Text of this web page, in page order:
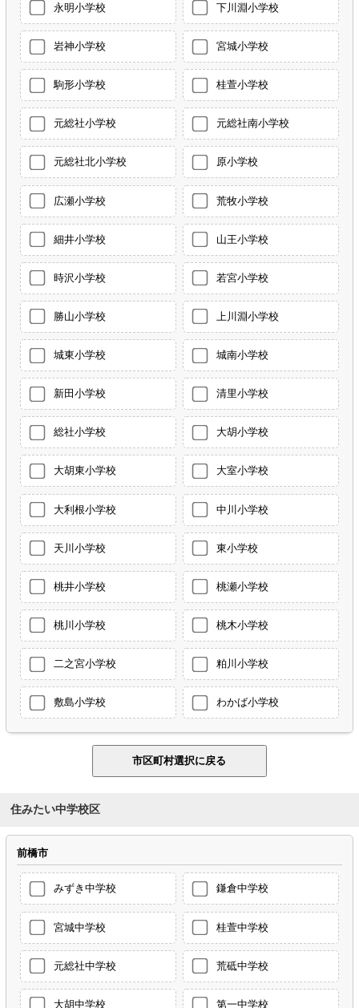
永明小学校 下川淵小学校
岩神小学校 宮城小学校
駒形小学校 桂萱小学校
元総社小学校 元総社南小学校
元総社北小学校 原小学校
広瀬小学校 荒牧小学校
細井小学校 山王小学校
時沢小学校 若宮小学校
勝山小学校 上川淵小学校
城東小学校 城南小学校
新田小学校 清里小学校
総社小学校 大胡小学校
大胡東小学校 大室小学校
大利根小学校 中川小学校
天川小学校 東小学校
桃井小学校 桃瀬小学校
桃川小学校 桃木小学校
二之宮小学校 粕川小学校
敷島小学校 わかば小学校
住みたい中学校区
前橋市
みずき中学校 鎌倉中学校
宮城中学校 桂萱中学校
元総社中学校 荒砥中学校
大胡中学校 第一中学校